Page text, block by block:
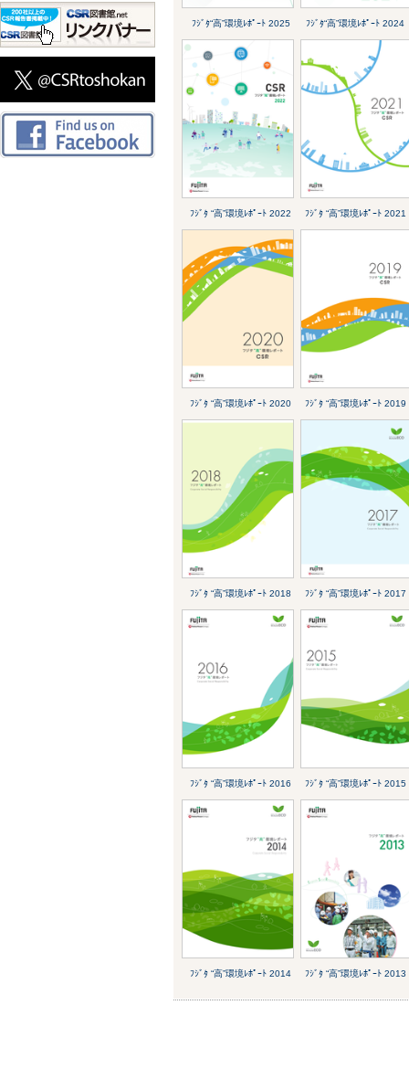
ﾌｼﾞﾀ“高”環境ﾚﾎﾟｰﾄ 2025 ﾌｼﾞﾀ“高”環境ﾚﾎﾟｰﾄ 2024
ﾌｼﾞﾀ “高”環境ﾚﾎﾟｰﾄ 2022 ﾌｼﾞﾀ “高”環境ﾚﾎﾟｰﾄ 2021
ﾌｼﾞﾀ “高”環境ﾚﾎﾟｰﾄ 2020 ﾌｼﾞﾀ “高”環境ﾚﾎﾟｰﾄ 2019
ﾌｼﾞﾀ “高”環境ﾚﾎﾟｰﾄ 2018 ﾌｼﾞﾀ “高”環境ﾚﾎﾟｰﾄ 2017
ﾌｼﾞﾀ “高”環境ﾚﾎﾟｰﾄ 2016 ﾌｼﾞﾀ “高”環境ﾚﾎﾟｰﾄ 2015
ﾌｼﾞﾀ “高”環境ﾚﾎﾟｰﾄ 2014 ﾌｼﾞﾀ “高”環境ﾚﾎﾟｰﾄ 2013